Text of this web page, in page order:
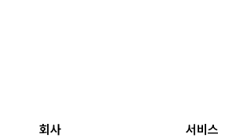
회사 서비스